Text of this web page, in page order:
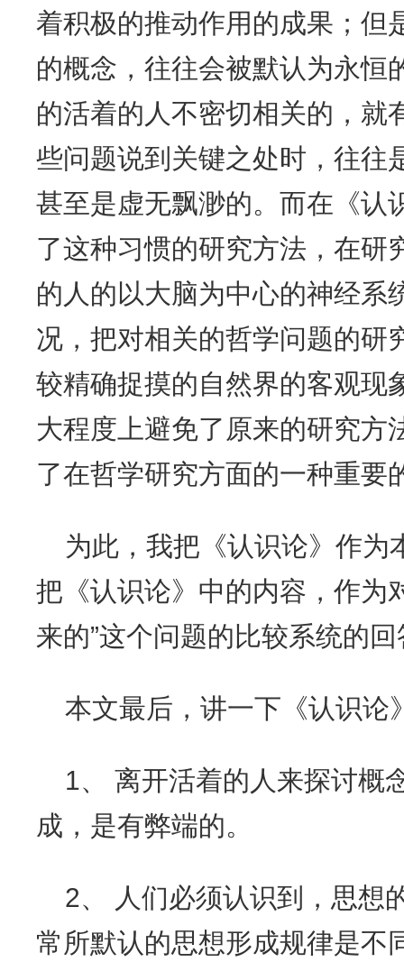
着积极的推动作用的成果；但
的概念，往往会被默认为永恒
的活着的人不密切相关的，就
些问题说到关键之处时，往往
甚至是虚无飘渺的。而在《认
了这种习惯的研究方法，在研
的人的以大脑为中心的神经系
况，把对相关的哲学问题的研
较精确捉摸的自然界的客观现
大程度上避免了原来的研究方
了在哲学研究方面的一种重要
为此，我把《认识论》作为
把《认识论》中的内容，作为
来的”这个问题的比较系统的
本文最后，讲一下《认识论
1、 离开活着的人来探讨概
成，是有弊端的。
2、 人们必须认识到，思想
常所默认的思想形成规律是不